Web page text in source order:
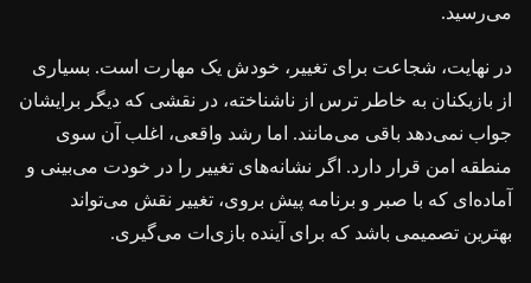
می‌رسید.
در نهایت، شجاعت برای تغییر، خودش یک مهارت است. بسیاری
از بازیکنان به خاطر ترس از ناشناخته، در نقشی که دیگر برایشان
جواب نمی‌دهد باقی می‌مانند. اما رشد واقعی، اغلب آن سوی
منطقه امن قرار دارد. اگر نشانه‌های تغییر را در خودت می‌بینی و
آماده‌ای که با صبر و برنامه پیش بروی، تغییر نقش می‌تواند
بهترین تصمیمی باشد که برای آینده بازی‌ات می‌گیری.